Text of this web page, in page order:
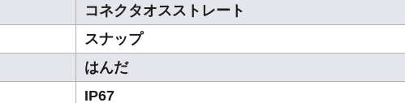
コネクタオスストレート
スナップ
はんだ
IP67